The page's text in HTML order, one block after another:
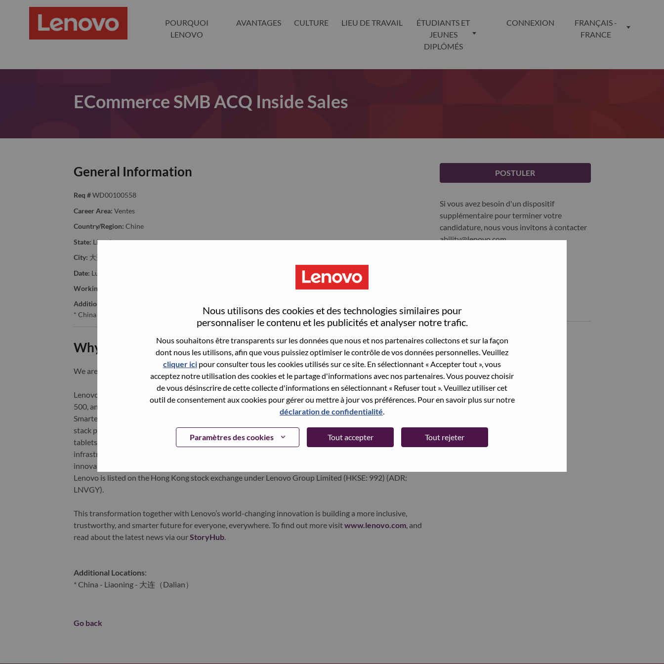
Nous utilisons des cookies et des technologies similaires pour
personnaliser le contenu et les publicités et analyser notre trafic.
Nous souhaitons être transparents sur les données que nous et nos partenaires collectons et sur la façon
dont nous les utilisons, afin que vous puissiez optimiser le contrôle de vos données personnelles. Veuillez
cliquer ici pour consulter tous les cookies utilisés sur ce site. En sélectionnant « Accepter tout », vous
acceptez notre utilisation des cookies et le partage d'informations avec nos partenaires. Vous pouvez choisir
de vous désinscrire de cette collecte d'informations en sélectionnant « Refuser tout ». Veuillez utiliser cet
outil de consentement aux cookies pour gérer ou mettre à jour vos préférences. Pour en savoir plus sur notre
déclaration de confidentialité.
Paramètres des cookies Tout accepter Tout rejeter
POURQUOI
LENOVO
AVANTAGES CULTURE LIEU DE TRAVAIL
ÉTUDIANTS ET
JEUNES
DIPLÔMÉS
CONNEXION
FRANÇAIS -
FRANCE
ECommerce SMB ACQ Inside Sales
General Information
Req # WD00100558
Career Area: Ventes
Country/Region: Chine
State: Liaoning
City: 大连（Dalian）
Date: Lundi, juin 15, 2026
Working Time:
Additional Locations
* China - Liaoning - 大连（Dalian）
Why Work at Lenovo
We are Lenovo. We do what we say. We own what we do. We WOW our customers.
Lenovo is a US$83 billion revenue global technology powerhouse, ranked #153 in the Fortune Global
500, and serving millions of customers every day in 180 markets. Focused on a bold vision to deliver
Smarter Technology for All, Lenovo has built on its success as the world’s largest PC company with a full-
stack portfolio of AI-enabled, AI-ready, and AI-optimized devices (PCs, workstations, smartphones,
tablets), infrastructure (server, storage, edge, high performance computing and software defined
infrastructure), software, solutions, and services. Lenovo’s continued investment in world-changing
innovation is building a more equitable, trustworthy, and smarter future for everyone, everywhere.
Lenovo is listed on the Hong Kong stock exchange under Lenovo Group Limited (HKSE: 992) (ADR:
LNVGY).
This transformation together with Lenovo’s world-changing innovation is building a more inclusive,
trustworthy, and smarter future for everyone, everywhere. To find out more visitwww.lenovo.com, and
read about the latest news via ourStoryHub.
Additional Locations:
* China - Liaoning - 大连（Dalian）
Go back
POSTULER
Si vous avez besoin d'un dispositif
supplémentaire pour terminer votre
candidature, nous vous invitons à contacter
ability@lenovo.com
Emplois similaires
Voir tout